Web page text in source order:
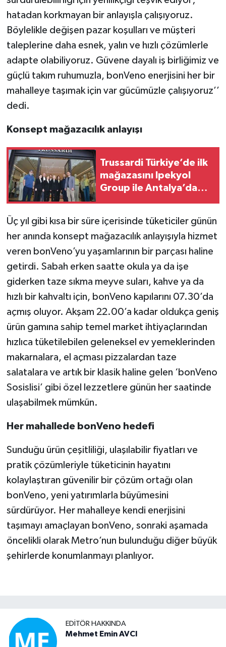
hatadan korkmayan bir anlayışla çalışıyoruz.
Böylelikle değişen pazar koşulları ve müşteri
taleplerine daha esnek, yalın ve hızlı çözümlerle
adapte olabiliyoruz. Güvene dayalı iş birliğimiz ve
güçlü takım ruhumuzla, bonVeno enerjisini her bir
mahalleye taşımak için var gücümüzle çalışıyoruz’’
dedi.
Konsept mağazacılık anlayışı
Trussardi Türkiye’de ilk
mağazasını Ipekyol
Group ile Antalya’da
Üç yıl gibi kısa bir süre içerisinde tüketiciler günün
her anında konsept mağazacılık anlayışıyla hizmet
veren bonVeno’yu yaşamlarının bir parçası haline
getirdi. Sabah erken saatte okula ya da işe
giderken taze sıkma meyve suları, kahve ya da
hızlı bir kahvaltı için, bonVeno kapılarını 07.30’da
açmış oluyor. Akşam 22.00’a kadar oldukça geniş
ürün gamına sahip temel market ihtiyaçlarından
hızlıca tüketilebilen geleneksel ev yemeklerinden
makarnalara, el açması pizzalardan taze
salatalara ve artık bir klasik haline gelen ‘bonVeno
Sosislisi’ gibi özel lezzetlere günün her saatinde
ulaşabilmek mümkün.
Her mahallede bonVeno hedefi
Sunduğu ürün çeşitliliği, ulaşılabilir fiyatları ve
pratik çözümleriyle tüketicinin hayatını
kolaylaştıran güvenilir bir çözüm ortağı olan
bonVeno, yeni yatırımlarla büyümesini
sürdürüyor. Her mahalleye kendi enerjisini
taşımayı amaçlayan bonVeno, sonraki aşamada
öncelikli olarak Metro’nun bulunduğu diğer büyük
şehirlerde konumlanmayı planlıyor.
EDITÖR HAKKINDA
Mehmet Emin AVCI